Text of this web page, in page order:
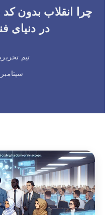
چرا انقلاب بدون
در دنیای
تیم
سپتامبر 27, 2025